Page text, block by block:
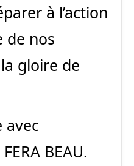
à l’action
de nos
gloire de
avec
BEAU.